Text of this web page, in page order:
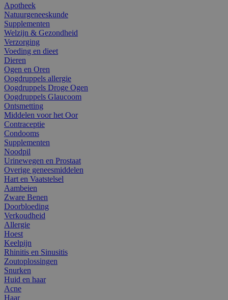
Apotheek
Natuurgeneeskunde
Supplementen
Welzijn & Gezondheid
Verzorging
Voeding en dieet
Dieren
Ogen en Oren
Oogdruppels allergie
Oogdruppels Droge Ogen
Oogdruppels Glaucoom
Ontsmetting
Middelen voor het Oor
Contraceptie
Condooms
Supplementen
Noodpil
Urinewegen en Prostaat
Overige geneesmiddelen
Hart en Vaatstelsel
Aambeien
Zware Benen
Doorbloeding
Verkoudheid
Allergie
Hoest
Keelpijn
Rhinitis en Sinusitis
Zoutoplossingen
Snurken
Huid en haar
Acne
Haar